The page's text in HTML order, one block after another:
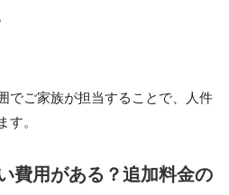
でご家族が担当することで、人件
。
費用がある？追加料金の